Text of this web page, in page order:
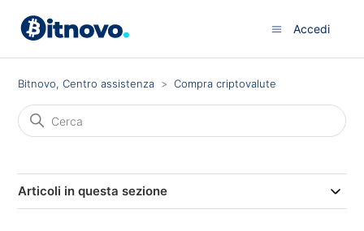
Accedi
Bitnovo, Centro assistenza Compra criptovalute
Articoli in questa sezione